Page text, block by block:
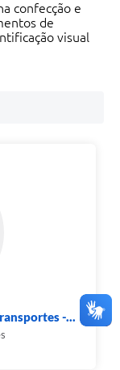
confecção e
de
visual
-...